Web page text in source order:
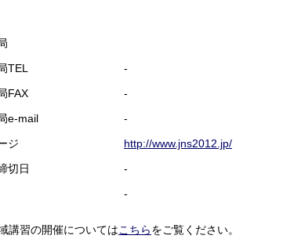
TEL
-
FAX
-
e-mail
-
ジ
http://www.jns2012.jp/
切日
-
-
講習の開催についてはこちらをご覧ください。